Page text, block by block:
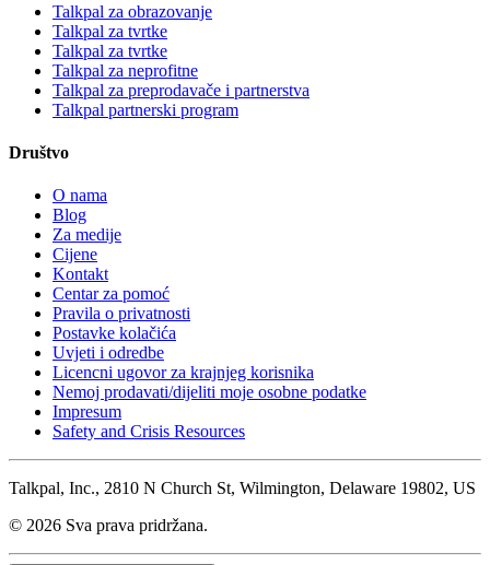
Talkpal za obrazovanje
Talkpal za tvrtke
Talkpal za tvrtke
Talkpal za neprofitne
Talkpal za preprodavače i partnerstva
Talkpal partnerski program
Društvo
O nama
Blog
Za medije
Cijene
Kontakt
Centar za pomoć
Pravila o privatnosti
Postavke kolačića
Uvjeti i odredbe
Licencni ugovor za krajnjeg korisnika
Nemoj prodavati/dijeliti moje osobne podatke
Impresum
Safety and Crisis Resources
Talkpal, Inc., 2810 N Church St, Wilmington, Delaware 19802, US
© 2026 Sva prava pridržana.